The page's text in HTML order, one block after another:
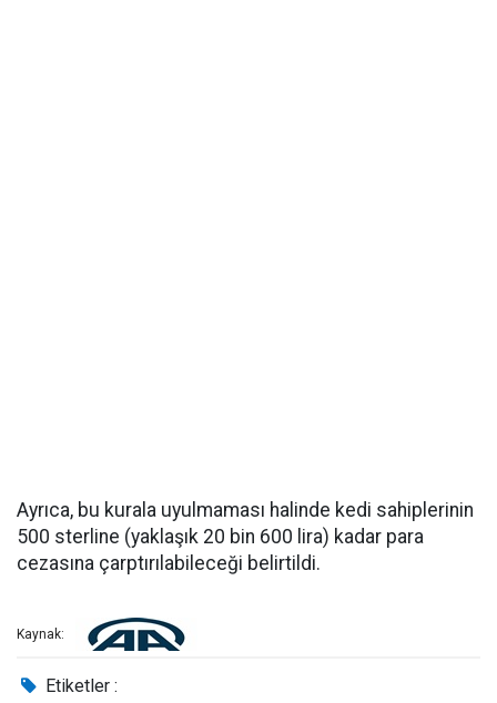
Ayrıca, bu kurala uyulmaması halinde kedi sahiplerinin
500 sterline (yaklaşık 20 bin 600 lira) kadar para
cezasına çarptırılabileceği belirtildi.
Kaynak:
Etiketler :